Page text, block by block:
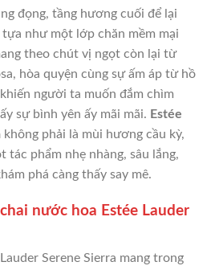
đọng, tầng hương cuối để lại
như một lớp chăn mềm mại
theo chút vị ngọt còn lại từ
hòa quyện cùng sự ấm áp từ hồ
người ta muốn đắm chìm
sự bình yên ấy mãi mãi. Estée
không phải là mùi hương cầu kỳ,
tác phẩm nhẹ nhàng, sâu lắng,
phá càng thấy say mê.
nước hoa Estée Lauder
Serene Sierra mang trong